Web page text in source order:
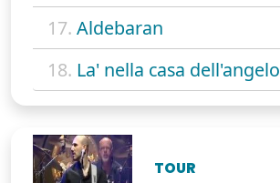
17. Aldebaran
18. La' nella casa dell'angelo
TOUR